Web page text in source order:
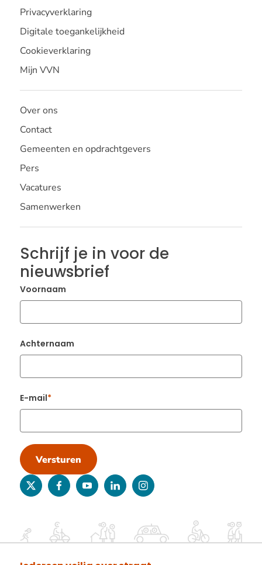
Privacyverklaring
Digitale toegankelijkheid
Cookieverklaring
Mijn VVN
Over ons
Contact
Gemeenten en opdrachtgevers
Pers
Vacatures
Samenwerken
Schrijf je in voor de
nieuwsbrief
Voornaam
Achternaam
E-mail
Versturen
twitterfacebookyoutubelinkedininstagram